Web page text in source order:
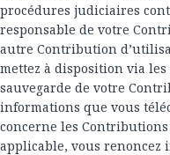
procédures judiciaires
responsable de votre
autre Contribution
mettez à disposition via les
sauvegarde de votre
informations que vous
concerne les
applicable, vous